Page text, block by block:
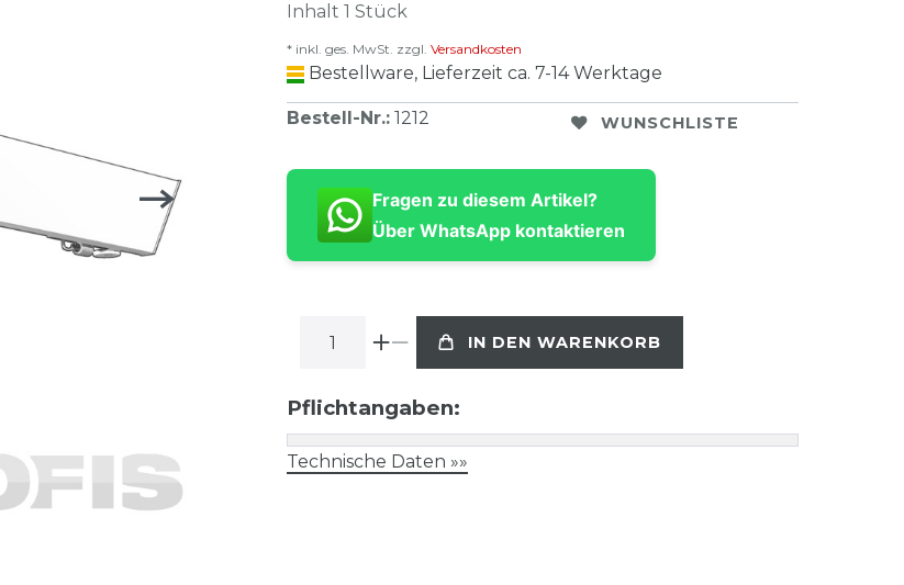
Inhalt 1 Stück
* inkl. ges. MwSt. zzgl. Versandkosten
Bestellware, Lieferzeit ca. 7-14 Werktage
Bestell-Nr.: 1212 WUNSCHLISTE
Fragen zu diesem Artikel?
Über WhatsApp kontaktieren
IN DEN WARENKORB
Pflichtangaben:
Technische Daten »»